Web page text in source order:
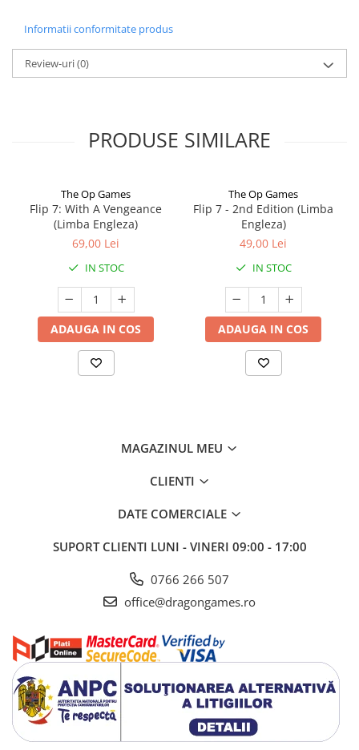
Informatii conformitate produs
Review-uri(0)
PRODUSE SIMILARE
The Op Games
Flip 7: With A Vengeance
(Limba Engleza)
69,00 Lei
IN STOC
ADAUGA IN COS
The Op Games
Flip 7 - 2nd Edition (Limba
Engleza)
49,00 Lei
IN STOC
ADAUGA IN COS
MAGAZINUL MEU
CLIENTI
DATE COMERCIALE
SUPORT CLIENTI LUNI - VINERI 09:00 - 17:00
0766 266 507
office@dragongames.ro